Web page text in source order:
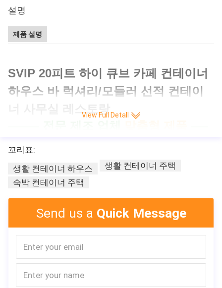
설명
제품 설명
SVIP 20피트 하이 큐브 카페 컨테이너
하우스 바 럭셔리/모듈러 선적 컨테이
너 사무실 레스토랑
View Full Detall
꼬리표:
생활 컨테이너 하우스
생활 컨테이너 주택
숙박 컨테이너 주택
Send us a Quick Message